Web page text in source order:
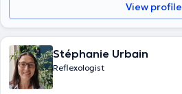
View profile
Stéphanie Urbain
Reflexologist